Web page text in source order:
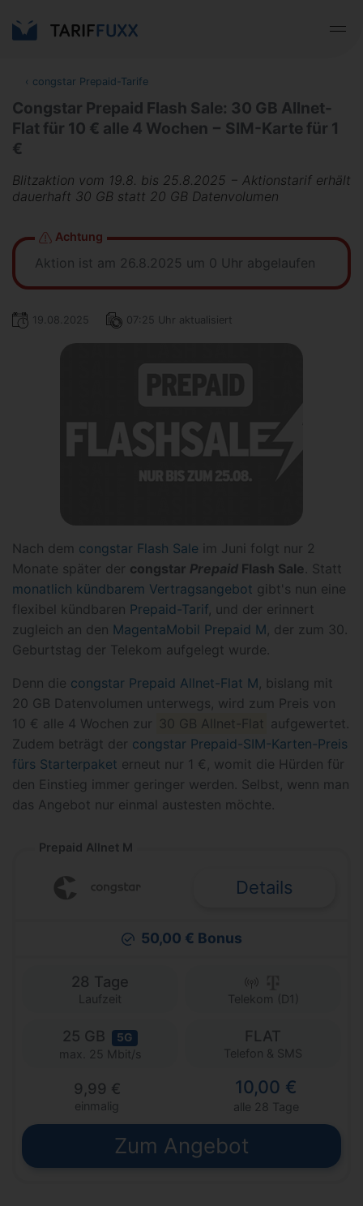
‹ congstar Prepaid-Tarife
Congstar Prepaid Flash Sale: 30 GB Allnet-
Flat für 10 € alle 4 Wochen − SIM-Karte für 1
€
Blitzaktion vom 19.8. bis 25.8.2025 − Aktionstarif erhält
dauerhaft 30 GB statt 20 GB Datenvolumen
Achtung
Aktion ist am 26.8.2025 um 0 Uhr abgelaufen
19.08.2025 07:25 Uhr aktualisiert
Nach dem congstar Flash Sale im Juni folgt nur 2
Monate später der congstar Prepaid Flash Sale. Statt
monatlich kündbarem Vertragsangebot gibt's nun eine
flexibel kündbaren Prepaid-Tarif, und der erinnert
zugleich an den MagentaMobil Prepaid M, der zum 30.
Geburtstag der Telekom aufgelegt wurde.
Denn die congstar Prepaid Allnet-Flat M, bislang mit
20 GB Datenvolumen unterwegs, wird zum Preis von
10 € alle 4 Wochen zur 30 GB Allnet-Flat aufgewertet.
Zudem beträgt der congstar Prepaid-SIM-Karten-Preis
fürs Starterpaket erneut nur 1 €, womit die Hürden für
den Einstieg immer geringer werden. Selbst, wenn man
das Angebot nur einmal austesten möchte.
Prepaid Allnet M
Details
50,00 € Bonus
28 Tage
Laufzeit Telekom (D1)
25 GB 5G
max. 25 Mbit/s
FLAT
Telefon & SMS
9,99 €
einmalig
10,00 €
alle 28 Tage
Zum Angebot